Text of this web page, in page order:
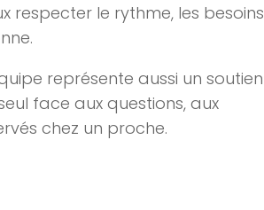
respecter le rythme, les besoins
représente aussi un soutien
face aux questions, aux
chez un proche.